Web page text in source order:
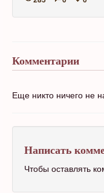
Комментарии
Еще никто ничего не
Написать
Чтобы оставлять